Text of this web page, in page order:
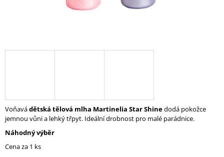
Voňavádětská tělová mlha Martinelia Star Shinedodá pokožce
jemnou vůni a lehký třpyt. Ideální drobnost pro malé parádnice.
Náhodný výběr
Cena za 1 ks
HLEDAT
O
P
O
R
U
Č